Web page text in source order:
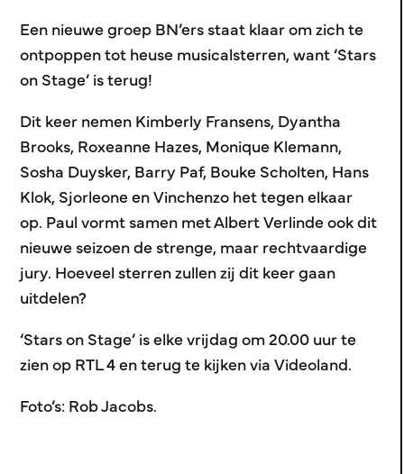
Een nieuwe groep BN’ers staat klaar om zich te
ontpoppen tot heuse musicalsterren, want ‘Stars
on Stage’ is terug!
Dit keer nemen Kimberly Fransens, Dyantha
Brooks, Roxeanne Hazes, Monique Klemann,
Sosha Duysker, Barry Paf, Bouke Scholten, Hans
Klok, Sjorleone en Vinchenzo het tegen elkaar
op. Paul vormt samen met Albert Verlinde ook dit
nieuwe seizoen de strenge, maar rechtvaardige
jury. Hoeveel sterren zullen zij dit keer gaan
uitdelen?
‘Stars on Stage’ is elke vrijdag om 20.00 uur te
zien op RTL 4 en terug te kijken via Videoland.
Foto’s: Rob Jacobs.